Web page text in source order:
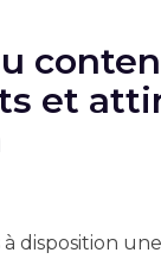
et
disposition